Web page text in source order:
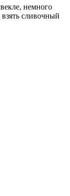
немного
сливочный